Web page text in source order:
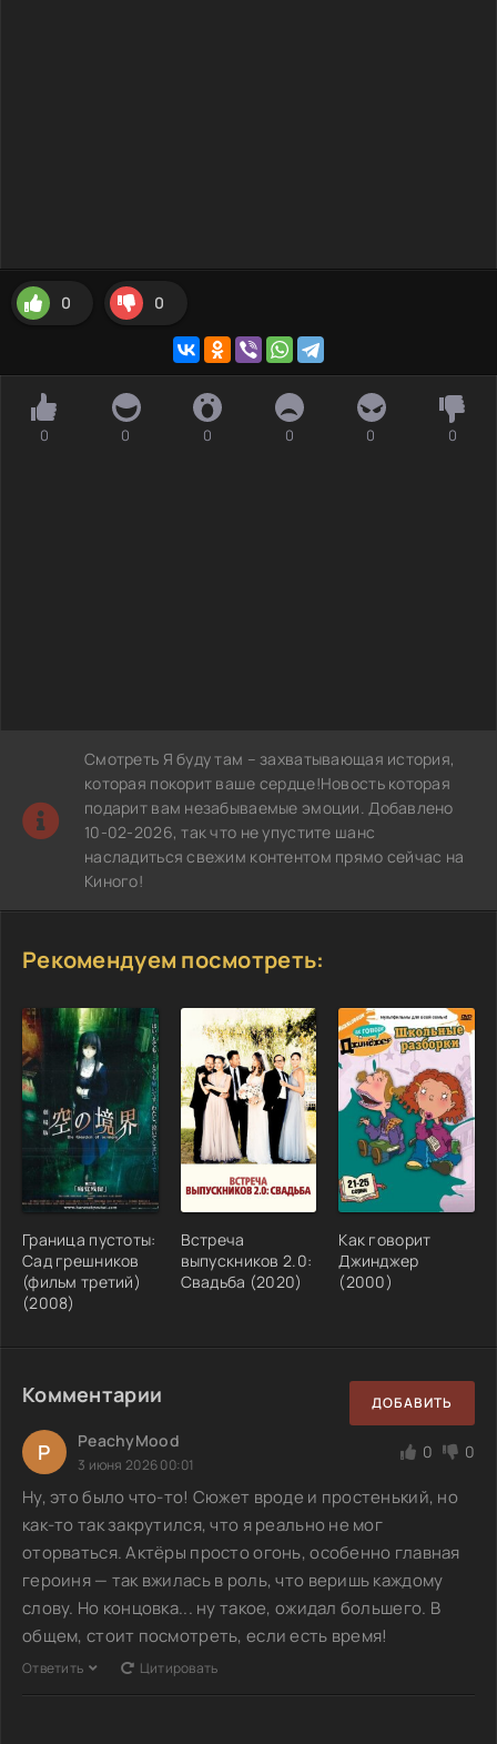
0 0
0 0 0 0 0 0
Смотреть Я буду там – захватывающая история,
которая покорит ваше сердце!Новость которая
подарит вам незабываемые эмоции. Добавлено
10-02-2026, так что не упустите шанс
насладиться свежим контентом прямо сейчас на
Киного!
Рекомендуем посмотреть:
Граница пустоты:
Сад грешников
(фильм третий)
(2008)
Встреча
выпускников 2.0:
Свадьба (2020)
Как говорит
Джинджер
(2000)
Комментарии ДОБАВИТЬ
P PeachyMood
3 июня 2026 00:01
0 0
Ну, это было что-то! Сюжет вроде и простенький, но
как-то так закрутился, что я реально не мог
оторваться. Актёры просто огонь, особенно главная
героиня — так вжилась в роль, что веришь каждому
слову. Но концовка... ну такое, ожидал большего. В
общем, стоит посмотреть, если есть время!
Ответить Цитировать